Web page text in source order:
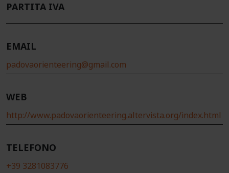
PARTITA IVA
EMAIL
padovaorienteering@gmail.com
WEB
http://www.padovaorienteering.altervista.org/index.html
TELEFONO
+39 3281083776